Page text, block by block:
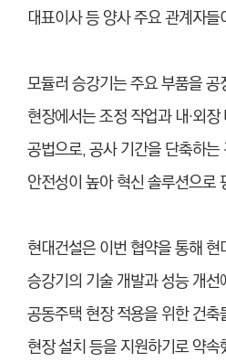
대표이사 등 양사 주요 관계자들
모듈러 승강기는 주요 부품을
현장에서는 조정 작업과 내·외
공법으로, 공사 기간을 단축하
안전성이 높아 혁신 솔루션으로
현대건설은 이번 협약을 통해
승강기의 기술 개발과 성능 개
공동주택 현장 적용을 위한 건
현장 설치 등을 지원하기로 약